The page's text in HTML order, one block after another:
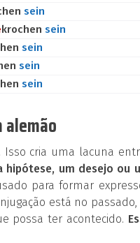
sein
krochen sein
sein
sein
sein
Isso cria uma lacuna
hipótese, um desejo ou
para formar
está no passado,
possa ter acontecido.